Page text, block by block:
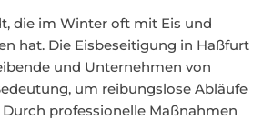
die im Winter oft mit Eis und
hat. Die Eisbeseitigung in Haßfurt
und Unternehmen von
um reibungslose Abläufe
professionelle Maßnahmen